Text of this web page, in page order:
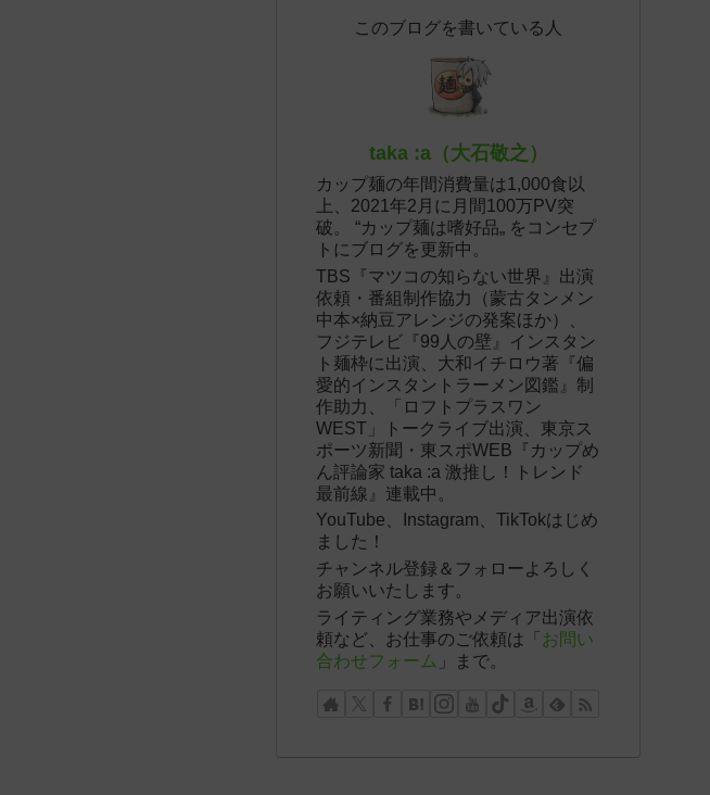
このブログを書いている人
taka :a（大石敬之）
カップ麺の年間消費量は1,000食以
上、2021年2月に月間100万PV突
破。 “カップ麺は嗜好品„ をコンセプ
トにブログを更新中。
TBS『マツコの知らない世界』出演
依頼・番組制作協力（蒙古タンメン
中本×納豆アレンジの発案ほか）、
フジテレビ『99人の壁』インスタン
ト麺枠に出演、大和イチロウ著『偏
愛的インスタントラーメン図鑑』制
作助力、「ロフトプラスワン
WEST」トークライブ出演、東京ス
ポーツ新聞・東スポWEB『カップめ
ん評論家 taka :a 激推し！トレンド
最前線』連載中。
YouTube、Instagram、TikTokはじめ
ました！
チャンネル登録＆フォローよろしく
お願いいたします。
ライティング業務やメディア出演依
頼など、お仕事のご依頼は「 お問い
合わせフォーム 」まで。